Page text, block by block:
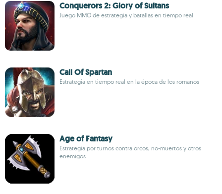
Conquerors 2: Glory of Sultans
Juego MMO de estrategia y batallas en tiempo real
Call Of Spartan
Estrategia en tiempo real en la época de los romanos
Age of Fantasy
Estrategia por turnos contra orcos, no-muertos y otros
enemigos